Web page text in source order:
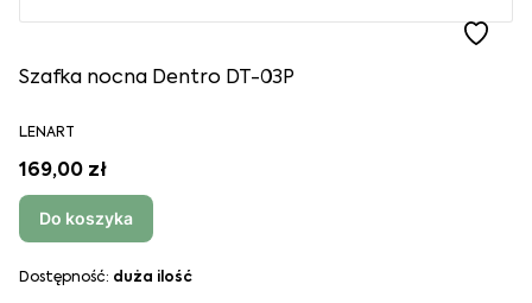
Szafka nocna Dentro DT-03P
LENART
169,00 zł
Do koszyka
Dostępność: duża ilość